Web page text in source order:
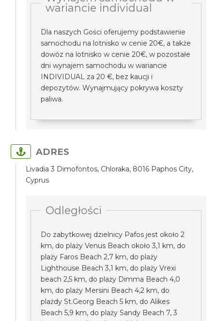
wariancie individual
Dla naszych Gości oferujemy podstawienie
samochodu na lotnisko w cenie 20€, a także
dowóz na lotnisko w cenie 20€, w pozostałe
dni wynajem samochodu w wariancie
INDIVIDUAL za 20 €, bez kaucji i
depozytów. Wynajmujący pokrywa koszty
paliwa.
ADRES
Livadia 3 Dimofontos, Chloraka, 8016 Paphos City,
Cyprus
Odległości
Do zabytkowej dzielnicy Pafos jest około 2
km, do plaży Venus Beach około 3,1 km, do
plaży Faros Beach 2,7 km, do plaży
Lighthouse Beach 3,1 km, do plaży Vrexi
beach 2,5 km, do plaży Dimma Beach 4,0
km, do plaży Mersini Beach 4,2 km, do
plażdy St.Georg Beach 5 km, do Alikes
Beach 5,9 km, do plaży Sandy Beach 7, 3